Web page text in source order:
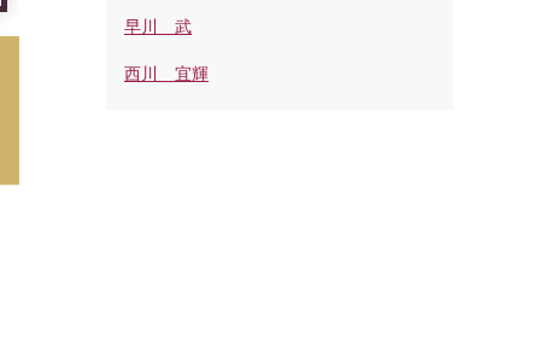
早川 武
西川 宜輝